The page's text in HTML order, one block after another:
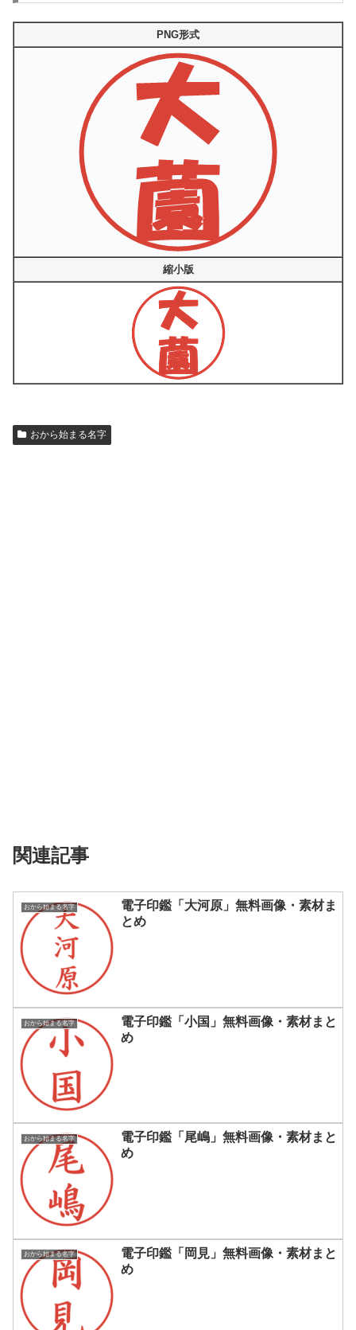
PNG形式
縮小版
おから始まる名字
関連記事
おから始まる名字
電子印鑑「大河原」無料画像・素材ま
とめ
おから始まる名字
電子印鑑「小国」無料画像・素材まと
め
おから始まる名字
電子印鑑「尾嶋」無料画像・素材まと
め
おから始まる名字
電子印鑑「岡見」無料画像・素材まと
め